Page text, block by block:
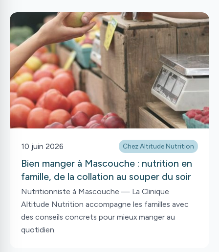
nutritionnistes!
10 juin 2026 Chez Altitude Nutrition
Bien manger à Mascouche : nutrition en
famille, de la collation au souper du soir
Nutritionniste à Mascouche — La Clinique
Altitude Nutrition accompagne les familles avec
des conseils concrets pour mieux manger au
quotidien.